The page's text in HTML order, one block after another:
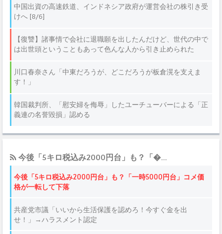
今後「5キロ税込み2000円台」も？「�...
今後「5キロ税込み2000円台」も？「一時5000円台」コメ価
格が一転して下落
共産党市議「いいから生活保護を認めろ！今すぐ金を出
せ！」→ハラスメント認定